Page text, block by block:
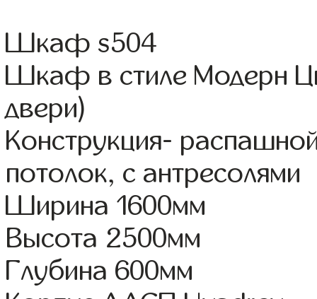
Шкаф s504
Шкаф в стиле Модерн
двери)
Конструкция-
потолок, с антресолями
Ширина 1600мм
Высота 2500мм
Глубина 600мм